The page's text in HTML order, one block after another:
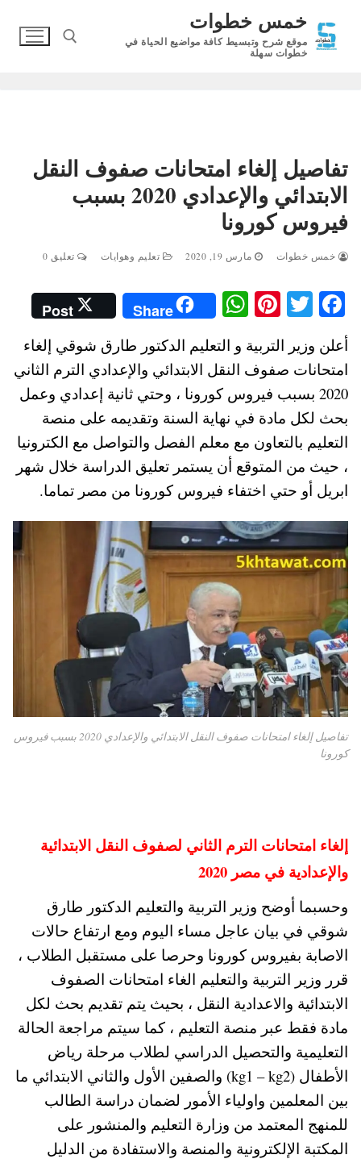
المحتوى
خمس خطوات
موقع شرح وتبسيط كافة مواضيع الحياة في
خطوات سهلة
تفاصيل إلغاء امتحانات صفوف النقل
الابتدائي والإعدادي 2020 بسبب
فيروس كورونا
خمس خطوات مارس 19, 2020 تعليم وهوايات تعليق 0
Fa
bo
ok
T
wi
tte
r
Pi
er
es
t
W
ha
ts
A
pp
Share
Post
أعلن وزير التربية و التعليم الدكتور طارق شوقي إلغاء
امتحانات صفوف النقل الابتدائي والإعدادي الترم الثاني
2020 بسبب فيروس كورونا ، وحتي ثانية إعدادي وعمل
بحث لكل مادة في نهاية السنة وتقديمه على منصة
التعليم بالتعاون مع معلم الفصل والتواصل مع الكترونيا
، حيث من المتوقع أن يستمر تعليق الدراسة خلال شهر
ابريل أو حتي اختفاء فيروس كورونا من مصر تماما.
تفاصيل إلغاء امتحانات صفوف النقل الابتدائي والإعدادي 2020 بسبب فيروس
كورونا
إلغاء امتحانات الترم الثاني لصفوف النقل الابتدائية
والإعدادية في مصر 2020
وحسبما أوضح وزير التربية والتعليم الدكتور طارق
شوقي في بيان عاجل مساء اليوم ومع ارتفاع حالات
الاصابة بفيروس كورونا وحرصا على مستقبل الطلاب ،
قرر وزير التربية والتعليم الغاء امتحانات الصفوف
الابتدائية والاعدادية النقل ، بحيث يتم تقديم بحث لكل
مادة فقط عبر منصة التعليم ، كما سيتم مراجعة الحالة
التعليمية والتحصيل الدراسي لطلاب مرحلة رياض
الأطفال (kg1 – kg2) والصفين الأول والثاني الابتدائي ما
بين المعلمين واولياء الأمور لضمان دراسة الطالب
للمنهج المعتمد من وزارة التعليم والمنشور على
المكتبة الإلكترونية والمنصة والاستفادة من الدليل